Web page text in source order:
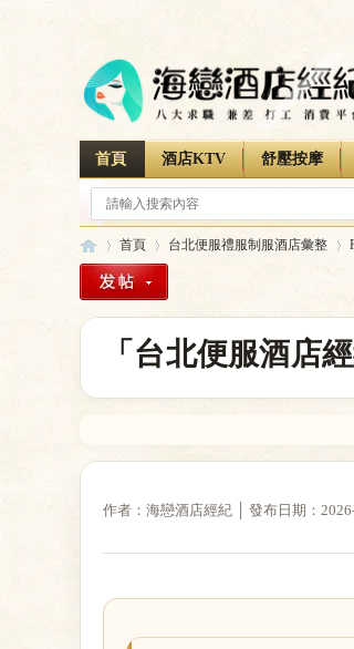
首頁 酒店KTV 舒壓按摩
首頁
›
台北便服禮服制服酒店彙整
›
「台北便服酒店
作者：海戀酒店經紀 │ 發布日期：